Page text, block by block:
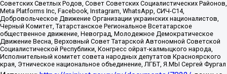
Советских Светлых Родов, Совет Советских Социалистических Районов,
Meta Platforms Inc, Facebook, Instagram, WhatsApp, СИЧ-С14,
Добровольческое Движение Организации украинских националистов,
Черный Комитет, Татарстанское Региональное Всетатарское
общественное движение, Невоград, Молодежное Демократическое
Движение Весна, Верховный Совет Татарской Автономной Советской
Социалистической Республики, Конгресс ойрат-калмыцкого народа,
Исполнительный комитет совета народных депутатов Красноярского
края, Этническое национальное объединение, ЛГБТ, Я.МЫ Сергей Фургал